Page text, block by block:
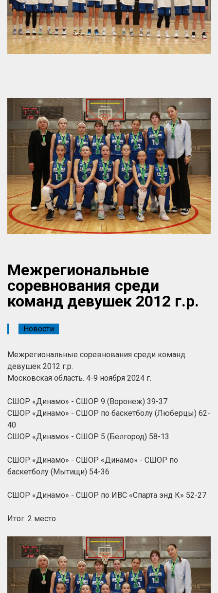
Межрегиональные
соревнования среди
команд девушек 2012 г.р.
Новости
Межрегиональные соревнования среди команд
девушек 2012 г.р.
Московская область. 4-9 ноября 2024 г.
СШОР «Динамо» - СШОР 9 (Воронеж) 39-37
СШОР «Динамо» - СШОР по баскетболу (Люберцы) 62-
40
СШОР «Динамо» - СШОР 5 (Белгород) 58-13
СШОР «Динамо» - СШОР «Динамо» - СШОР по
баскетболу (Мытищи) 54-36
СШОР «Динамо» - СШОР по ИВС «Спарта энд К» 52-27
Итог. 2 место